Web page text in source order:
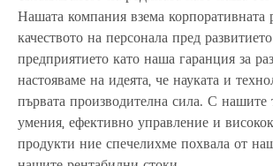
Нашата компания взема корпоративната
качеството на персонала пред
предприятието като наша гаранция за
настояваме на идеята, че науката и
първата производителна сила. С нашите
умения, ефективно управление и
продукти ние спечелихме похвала от